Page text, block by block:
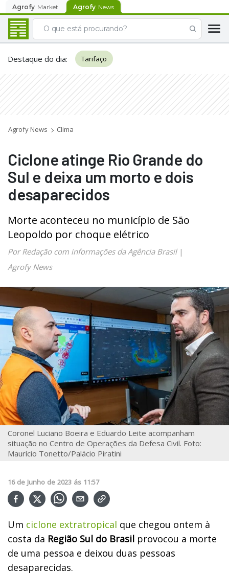
Agrofy Market Agrofy News
Destaque do dia: Tarifaço
Agrofy News Clima
Ciclone atinge Rio Grande do
Sul e deixa um morto e dois
desaparecidos
Morte aconteceu no município de São
Leopoldo por choque elétrico
Por Redação com informações da Agência Brasil|
Agrofy News
Coronel Luciano Boeira e Eduardo Leite acompanham
situação no Centro de Operações da Defesa Civil. Foto:
Maurício Tonetto/Palácio Piratini
16 de Junho de 2023 ás 11:57
Um ciclone extratropical que chegou ontem à
costa da Região Sul do Brasil provocou a morte
de uma pessoa e deixou duas pessoas
desaparecidas.